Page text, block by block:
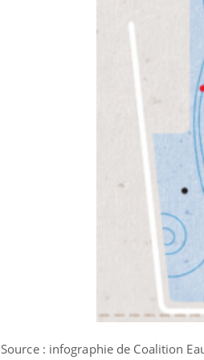
Source : infographie de Coalition